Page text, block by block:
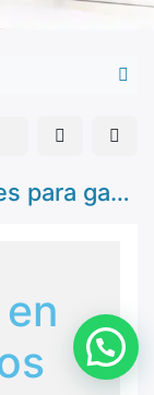
Contabilidad de Provisiones para gastos